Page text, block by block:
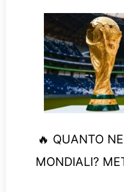
🔥 QUANTO
MONDIALI?